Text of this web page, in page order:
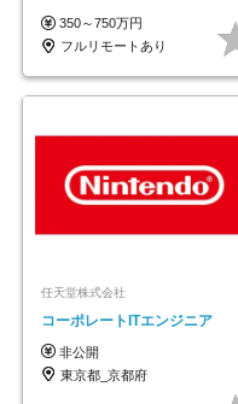
350～750万円
フルリモートあり
任天堂株式会社
コーポレートITエンジニア
非公開
東京都_京都府